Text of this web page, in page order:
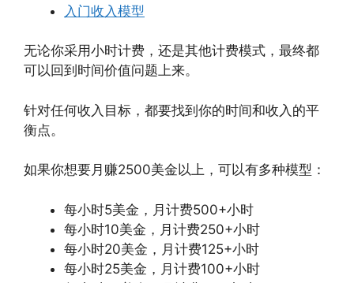
入门收入模型
无论你采用小时计费，还是其他计费模式，最终都
可以回到时间价值问题上来。
针对任何收入目标，都要找到你的时间和收入的平
衡点。
如果你想要月赚2500美金以上，可以有多种模型：
每小时5美金，月计费500+小时
每小时10美金，月计费250+小时
每小时20美金，月计费125+小时
每小时25美金，月计费100+小时